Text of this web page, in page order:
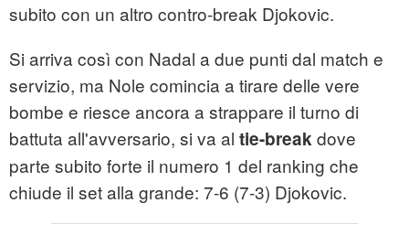
subito con un altro contro-break Djokovic.
Si arriva così con Nadal a due punti dal match e
servizio, ma Nole comincia a tirare delle vere
bombe e riesce ancora a strappare il turno di
battuta all'avversario, si va al tie-breakdove
parte subito forte il numero 1 del ranking che
chiude il set alla grande: 7-6 (7-3) Djokovic.